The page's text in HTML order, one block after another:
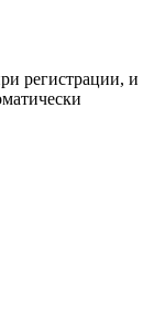
регистрации, и